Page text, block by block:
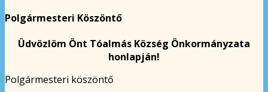
Polgármesteri Köszöntő
Üdvözlöm Önt Tóalmás Község Önkormányzata
honlapján!
Polgármesteri köszöntő